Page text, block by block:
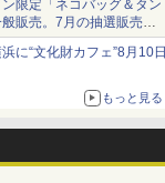
限定「ネコバッグ＆タン
販売。7月の抽選販売の
に“文化財カフェ”8月10日
もっと見る